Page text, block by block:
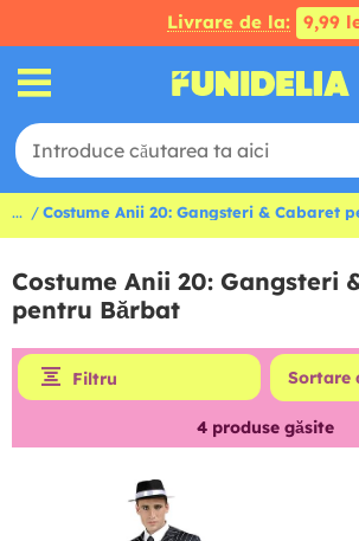
Livrare de la: 9,99
... Costume Anii 20: Gangsteri & Cabaret
Costume Anii 20: Gangsteri
pentru Bărbat
Filtru
4 produse găsite